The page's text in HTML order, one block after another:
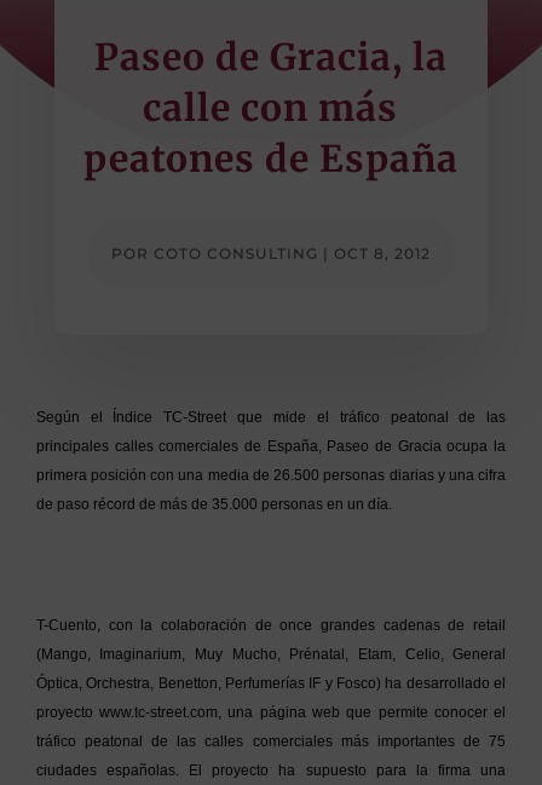
Paseo de Gracia, la
calle con más
peatones de España
POR COTO CONSULTING | OCT 8, 2012
Según el Índice TC-Street que mide el tráfico peatonal de las
principales calles comerciales de España, Paseo de Gracia ocupa la
primera posición con una media de 26.500 personas diarias y una cifra
de paso récord de más de 35.000 personas en un día.
T-Cuento, con la colaboración de once grandes cadenas de retail
(Mango, Imaginarium, Muy Mucho, Prénatal, Etam, Celio, General
Óptica, Orchestra, Benetton, Perfumerías IF y Fosco) ha desarrollado el
proyecto www.tc-street.com, una página web que permite conocer el
tráfico peatonal de las calles comerciales más importantes de 75
ciudades españolas. El proyecto ha supuesto para la firma una